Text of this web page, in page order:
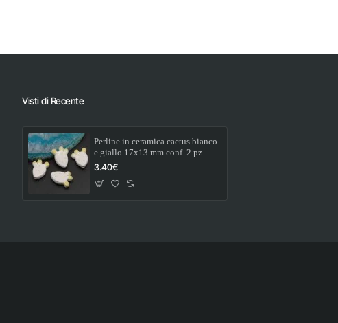
conf.
2
Visti di Recente
Perline in ceramica cactus bianco
e giallo 17x13 mm conf. 2 pz
3.40€